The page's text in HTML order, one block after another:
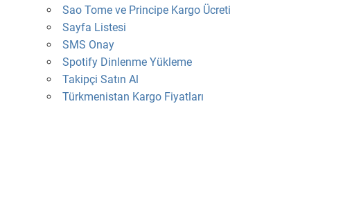
Sao Tome ve Principe Kargo Ücreti
Sayfa Listesi
SMS Onay
Spotify Dinlenme Yükleme
Takipçi Satın Al
Türkmenistan Kargo Fiyatları